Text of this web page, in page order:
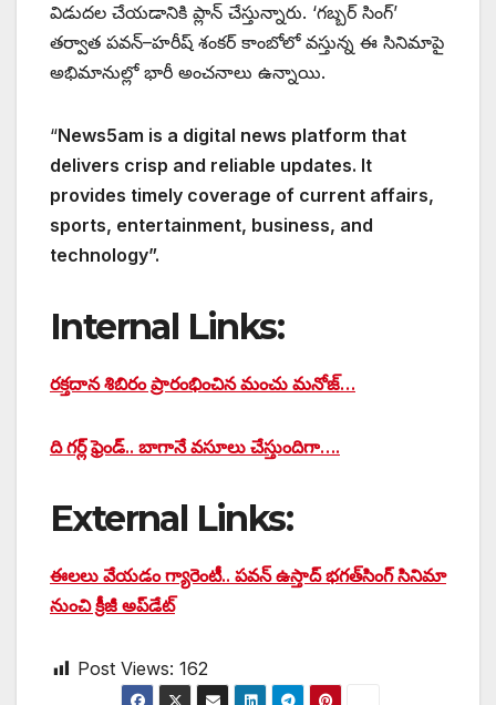
విడుదల చేయడానికి ప్లాన్ చేస్తున్నారు. ‘గబ్బర్ సింగ్’
తర్వాత పవన్–హరీష్ శంకర్ కాంబోలో వస్తున్న ఈ సినిమాపై
అభిమానుల్లో భారీ అంచనాలు ఉన్నాయి.
“News5am is a digital news platform that
delivers crisp and reliable updates. It
provides timely coverage of current affairs,
sports, entertainment, business, and
technology”.
Internal Links:
రక్తదాన శిబిరం ప్రారంభించిన మంచు మనోజ్…
ది గర్ల్ ఫ్రెండ్.. బాగానే వసూలు చేస్తుందిగా….
External Links:
ఈలలు వేయడం గ్యారెంటీ.. పవన్ ఉస్తాద్ భగత్‌‌సింగ్‌‌ సినిమా
నుంచి క్రీజీ అప్‎డేట్
Post Views: 162